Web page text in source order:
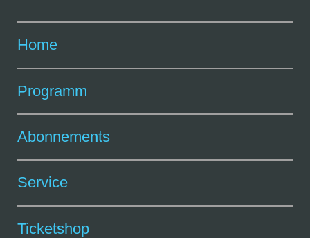
Home
Programm
Abonnements
Service
Ticketshop